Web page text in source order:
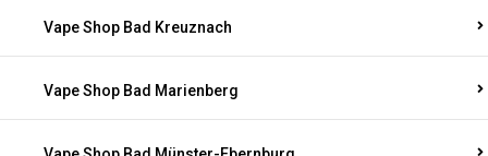
Vape Shop Bad Kreuznach
Vape Shop Bad Marienberg